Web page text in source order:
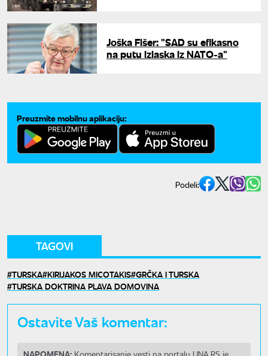
Joška Fišer: "SAD su efikasno
na putu izlaska iz NATO-a"
Preuzmite mobilnu aplikaciju:
Podeli:
TAGOVI
TURSKA KIRIJAKOS MICOTAKIS GRČKA I TURSKA
TURSKA DOKTRINA PLAVA DOMOVINA
Ostavite Vaš komentar:
NAPOMENA: